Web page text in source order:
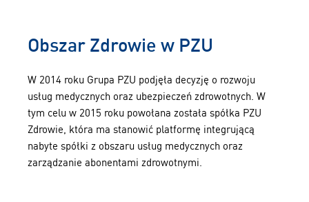
Obszar Zdrowie w PZU
W 2014 roku Grupa PZU podjęła decyzję o rozwoju
usług medycznych oraz ubezpieczeń zdrowotnych. W
tym celu w 2015 roku powołana została spółka PZU
Zdrowie, która ma stanowić platformę integrującą
nabyte spółki z obszaru usług medycznych oraz
zarządzanie abonentami zdrowotnymi.